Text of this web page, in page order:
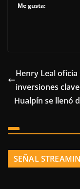
Me gusta:
Henry Leal oficia
inversiones
Hualpín se llenó
SEÑAL